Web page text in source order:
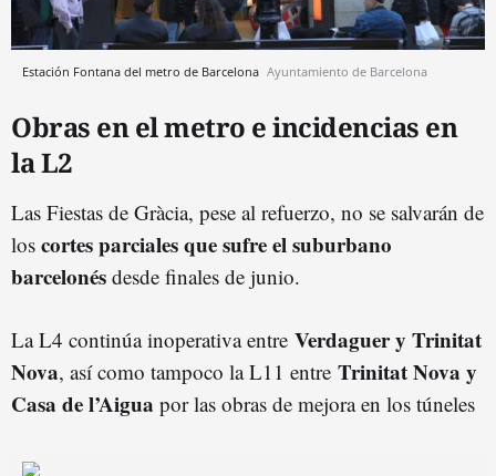
Estación Fontana del metro de Barcelona Ayuntamiento de Barcelona
Obras en el metro e incidencias en
la L2
Las Fiestas de Gràcia, pese al refuerzo, no se salvarán de
los cortes parciales que sufre el suburbano
barcelonés desde finales de junio.
La L4 continúa inoperativa entre Verdaguer y Trinitat
Nova, así como tampoco la L11 entre Trinitat Nova y
Casa de l’Aigua por las obras de mejora en los túneles